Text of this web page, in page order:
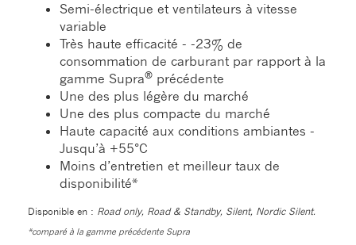
Semi-électrique et ventilateurs à vitesse
variable
Très haute efficacité - -23% de
consommation de carburant par rapport à la
gamme Supra® précédente
Une des plus légère du marché
Une des plus compacte du marché
Haute capacité aux conditions ambiantes -
Jusqu’à +55°C
Moins d’entretien et meilleur taux de
disponibilité*
Disponible en : Road only, Road & Standby, Silent, Nordic Silent.
*comparé à la gamme précédente Supra